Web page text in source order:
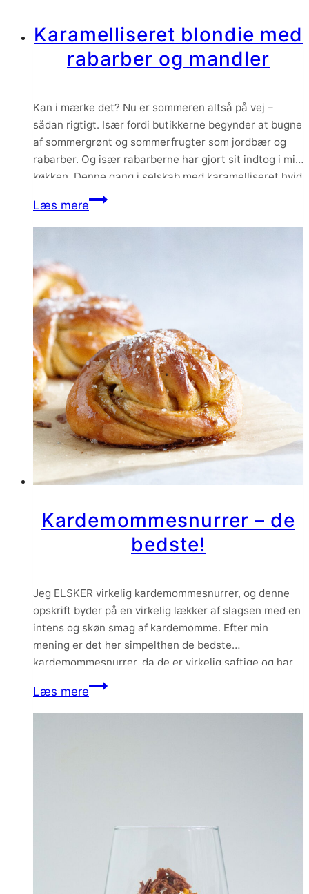
Karamelliseret blondie med
rabarber og mandler
Kan i mærke det? Nu er sommeren altså på vej –
sådan rigtigt. Især fordi butikkerne begynder at bugne
af sommergrønt og sommerfrugter som jordbær og
rabarber. Og især rabarberne har gjort sit indtog i mit
køkken. Denne gang i selskab med karamelliseret hvid
chokolade og sprøde mandler. Den blonde udgave af
den klassiske brownie…
Læs mereKaramelliseret
mandler
Kardemommesnurrer – de
bedste!
Jeg ELSKER virkelig kardemommesnurrer, og denne
opskrift byder på en virkelig lækker af slagsen med en
intens og skøn smag af kardemomme. Efter min
mening er det her simpelthen de bedste
kardemommesnurrer, da de er virkelig saftige og har
en helt fantastisk smag.
Læs mereKardemommesnurrer